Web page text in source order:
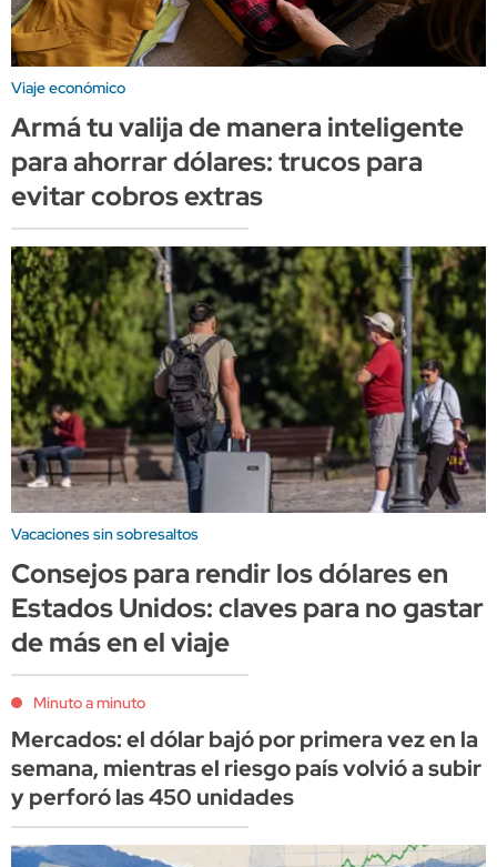
Viaje económico
Armá tu valija de manera inteligente
para ahorrar dólares: trucos para
evitar cobros extras
Vacaciones sin sobresaltos
Consejos para rendir los dólares en
Estados Unidos: claves para no gastar
de más en el viaje
Minuto a minuto
Mercados: el dólar bajó por primera vez en la
semana, mientras el riesgo país volvió a subir
y perforó las 450 unidades